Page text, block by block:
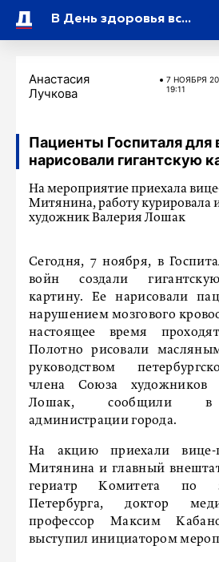
В День здоровья всех петербуржцев пригласили на марафон
Анастасия
Лучкова
7 НОЯБРЯ
19:11
Пациенты Госпиталя для
нарисовали гигантскую
На мероприятие приехала
Митянина, работу курировала
художник Валерия Лошак
Сегодня, 7 ноября, в
войн создали
картину. Ее нарисовали
нарушением мозгового
настоящее время
Полотно рисовали
руководством
члена Союза художников
Лошак, сообщили в
администрации города.
На акцию приехали вице-
Митянина и главный
гериатр Комитета по
Петербурга, доктор
профессор Максим
выступил инициатором